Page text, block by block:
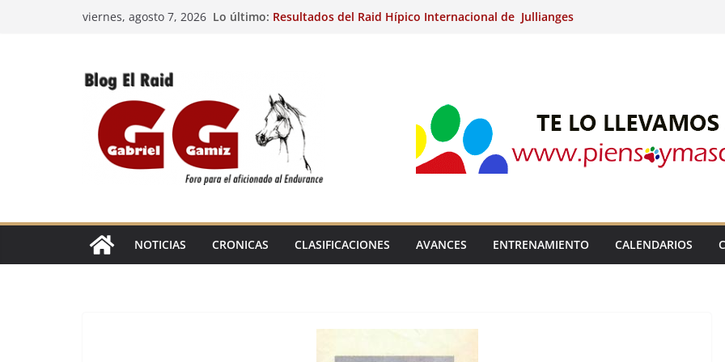
viernes, agosto 7, 2026 Lo último: Resultados del Raid Hípico Internacional de Jullianges
Caballos Jóvenes de Raid.
Raid Hípico Eladina Kung (Badajoz).
EL
NOTICIAS CRONICAS CLASIFICACIONES AVANCES ENTRENAMIENTO CALENDARIOS